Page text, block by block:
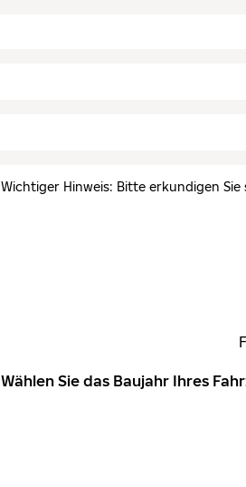
Wichtiger Hinweis: Bitte erkundigen
Wählen Sie das Baujahr Ihres